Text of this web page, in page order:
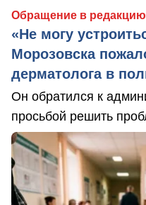
Обращение в редакцию
«Не могу
Морозовска
дерматолога в
Он обратился к
просьбой решить